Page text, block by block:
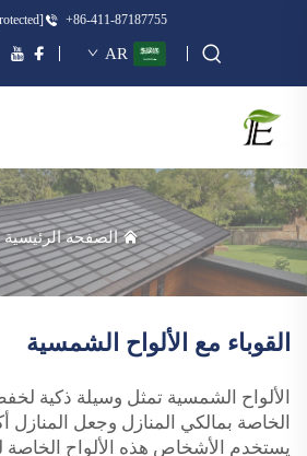
+86-411-87187755
AR
الصفحة الرئيسية
القوباء مع الألواح الشمسية
الألواح الشمسية تمثل وسيلة ذكية
الخاصة بمالكي المنازل وجعل المنازل
يستخدم الأشخاص هذه الألواح